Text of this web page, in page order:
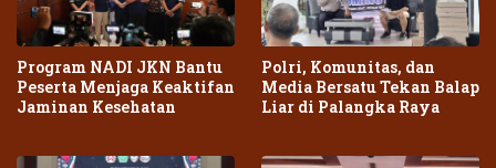
Program NADI JKN Bantu
Peserta Menjaga Keaktifan
Jaminan Kesehatan
Polri, Komunitas, dan
Media Bersatu Tekan Balap
Liar di Palangka Raya